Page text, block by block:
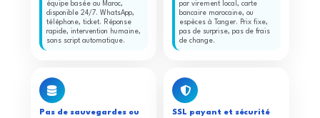
équipe basée au Maroc,
disponible 24/7. WhatsApp,
téléphone, ticket. Réponse
rapide, intervention humaine,
sans script automatique.
par virement local, carte
bancaire marocaine, ou
espèces à Tanger. Prix fixe,
pas de surprise, pas de frais
de change.
Pas de sauvegardes ou
SSL payant et sécurité